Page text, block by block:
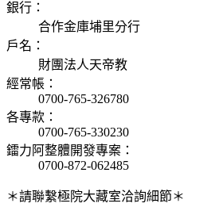
銀行 ：
合作金庫埔里分行
戶名 ：
財團法人天帝教
經常帳 ：
0700-765-326780
各專款 ：
0700-765-330230
鐳力阿整體開發專案 ：
0700-872-062485
＊請聯繫極院大藏室洽詢細節＊